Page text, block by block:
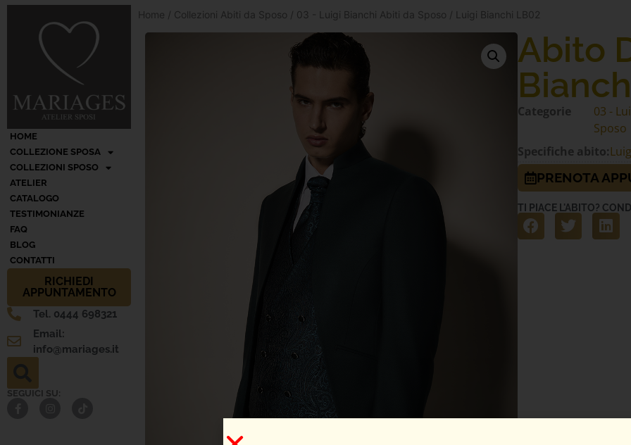
HOME
COLLEZIONE SPOSA
COLLEZIONI SPOSO
ATELIER
CATALOGO
TESTIMONIANZE
FAQ
BLOG
CONTATTI
RICHIEDI
APPUNTAMENTO
Tel. 0444 698321
Email:
info@mariages.it
SEGUICI SU:
Home / Collezioni Abiti da Sposo / 03 - Luigi Bianchi Abiti da Sposo / Luigi Bianchi LB02
Abito
Categorie 03 -
Sposo
Specifiche abito:
PRENOTA
TI PIACE L'ABITO?